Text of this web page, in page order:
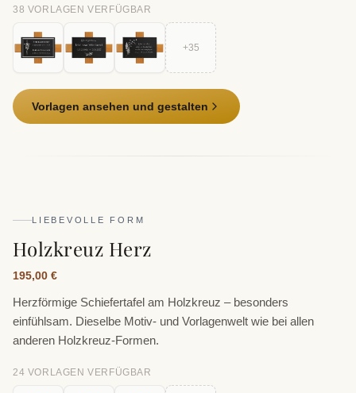
38 VORLAGE N VERFÜGBAR
+35
Vorlagen ansehen und gestalten
LIEBEVOLLE FORM
Holzkreuz Herz
195,00 €
Herzförmige Schiefertafel am Holzkreuz – besonders
einfühlsam. Dieselbe Motiv- und Vorlagenwelt wie bei allen
anderen Holzkreuz-Formen.
24 VORLAGE N VERFÜGBAR